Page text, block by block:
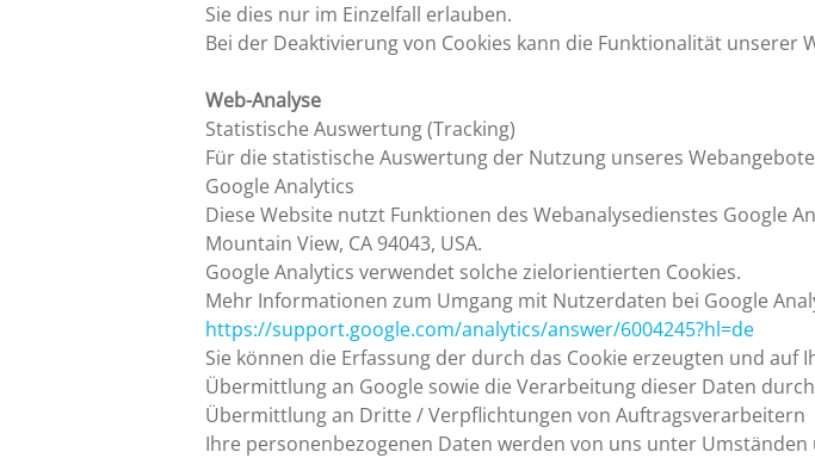
Sie dies nur im Einzelfall erlauben.
Bei der Deaktivierung von Cookies kann die Funktionalität unserer
Web-Analyse
Statistische Auswertung (Tracking)
Für die statistische Auswertung der Nutzung unseres
Google Analytics
Diese Website nutzt Funktionen des Webanalysedienstes Google
Mountain View, CA 94043, USA.
Google Analytics verwendet solche zielorientierten Cookies.
Mehr Informationen zum Umgang mit Nutzerdaten bei Google
https://support.google.com/analytics/answer/6004245?hl=de
Sie können die Erfassung der durch das Cookie erzeugten und
Übermittlung an Google sowie die Verarbeitung dieser Daten
Übermittlung an Dritte / Verpflichtungen von Auftragsverarbeitern
Ihre personenbezogenen Daten werden von uns unter